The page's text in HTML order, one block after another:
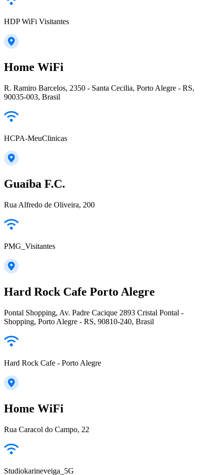
HDP WiFi Visitantes
Home WiFi
R. Ramiro Barcelos, 2350 - Santa Cecilia, Porto Alegre - RS,
90035-003, Brasil
HCPA-MeuClinicas
Guaíba F.C.
Rua Alfredo de Oliveira, 200
PMG_Visitantes
Hard Rock Cafe Porto Alegre
Pontal Shopping, Av. Padre Cacique 2893 Cristal Pontal -
Shopping, Porto Alegre - RS, 90810-240, Brasil
Hard Rock Cafe - Porto Alegre
Home WiFi
Rua Caracol do Campo, 22
Studiokarineveiga_5G